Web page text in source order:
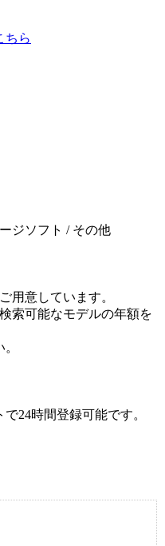
ちら
ジソフト / その他
用意しています。
索可能なモデルの年額を
24時間登録可能です。